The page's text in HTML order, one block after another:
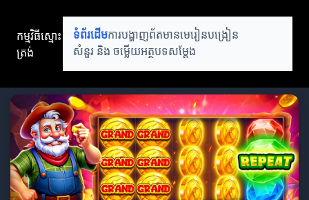
កម្មវិធីស្មោះ
ត្រង់
ទំព័រដើមការបង្ហាញព័តមានមេរៀនបង្រៀន
សំនួរ និង ចម្លើយអត្ថបទសម្តែង